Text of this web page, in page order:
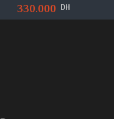
330.000 DH